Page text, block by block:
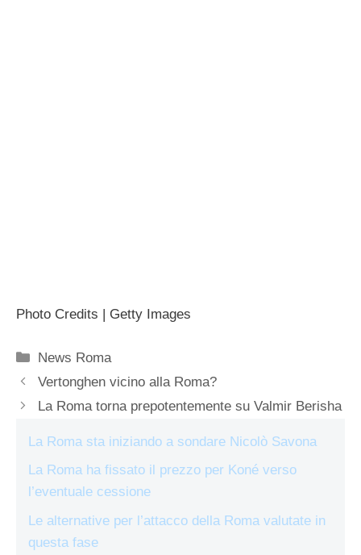
Photo Credits | Getty Images
Categorie
News Roma
Vertonghen vicino alla Roma?
La Roma torna prepotentemente su Valmir Berisha
La Roma sta iniziando a sondare Nicolò Savona
La Roma ha fissato il prezzo per Koné verso
l’eventuale cessione
Le alternative per l’attacco della Roma valutate in
questa fase